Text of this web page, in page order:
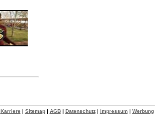
Karriere | Sitemap| AGB| Datenschutz| Impressum| Werbung